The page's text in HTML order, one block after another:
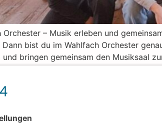
Orchester – Musik erleben und
Dann bist du im Wahlfach Orchester
und bringen gemeinsam den Musiksaal